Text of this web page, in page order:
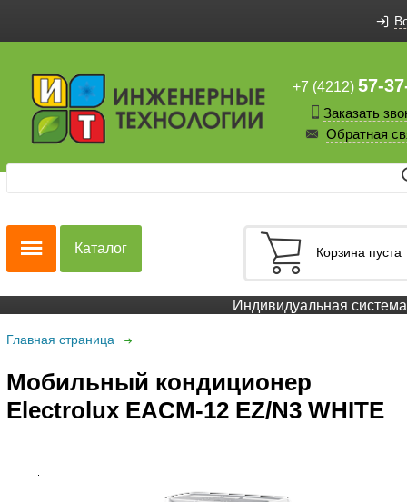
+7 (4212) 57-
Заказать
Обратная
Корзина пуста
Каталог
Индивидуальная система
Главная страница
Мобильный кондиционер
Electrolux EACM-12 EZ/N3 WHITE